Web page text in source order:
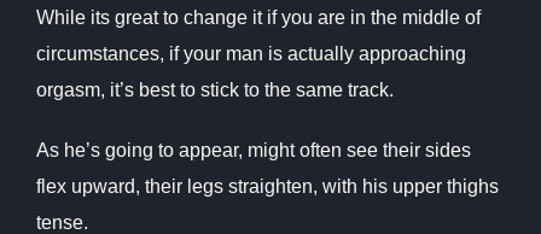
While its great to change it if you are in the middle of
circumstances, if your man is actually approaching
orgasm, it’s best to stick to the same track.
As he’s going to appear, might often see their sides
flex upward, their legs straighten, with his upper thighs
tense.